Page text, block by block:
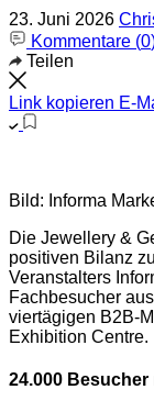
23. Juni 2026
Kommentare (0
Teilen
Link kopieren E-
Bild: Informa
Die Jewellery &
positiven Bilanz
Veranstalters
Fachbesucher
viertägigen B2B-
Exhibition Centre.
24.000